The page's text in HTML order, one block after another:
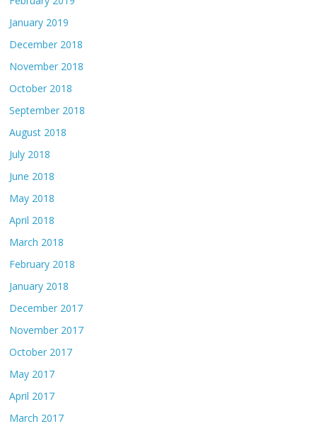
January 2019
December 2018
November 2018
October 2018
September 2018
August 2018
July 2018
June 2018
May 2018
April 2018
March 2018
February 2018
January 2018
December 2017
November 2017
October 2017
May 2017
April 2017
March 2017